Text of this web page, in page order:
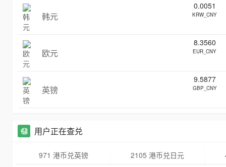
韩元
0.0051
KRW_CNY
欧元
8.3560
EUR_CNY
英镑
9.5877
GBP_CNY
用户正在查兑
971 港币兑英镑 2105 港币兑日元